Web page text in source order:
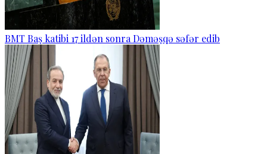
BMT Baş katibi 17 ildən sonra Dəməşqə səfər edib